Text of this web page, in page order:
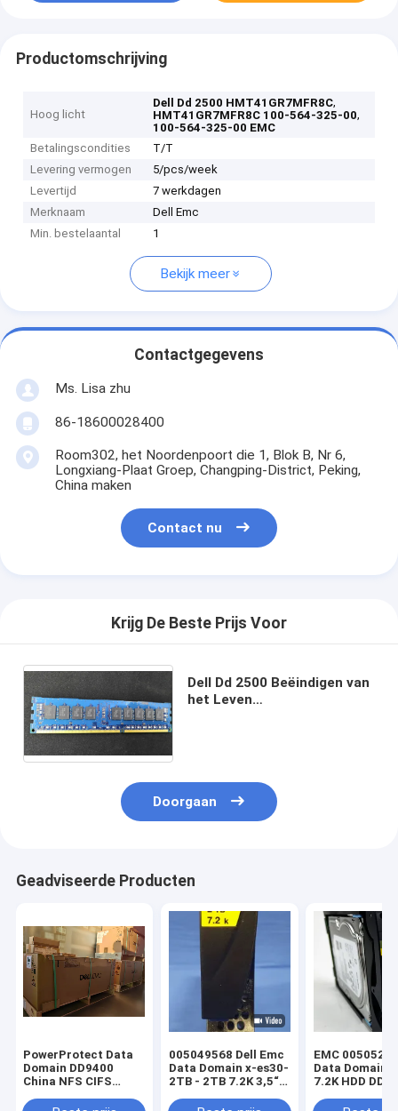
Productomschrijving
Hoog licht
Dell Dd 2500 HMT41GR7MFR8C,
HMT41GR7MFR8C 100-564-325-00,
100-564-325-00 EMC
Betalingscondities
T/T
Levering vermogen
5/pcs/week
Levertijd
7 werkdagen
Merknaam
Dell Emc
Min. bestelaantal
1
Bekijk meer
Contactgegevens
Ms. Lisa zhu
86-18600028400
Room302, het Noordenpoort die 1, Blok B, Nr 6,
Longxiang-Plaat Groep, Changping-District, Peking,
China maken
Contact nu
Krijg De Beste Prijs Voor
Dell Dd 2500 Beëindigen van
het Leven
Doorgaan
Geadviseerde Producten
PowerProtect Data
Domain DD9400
China NFS CIFS
105*8T opslag EMC
005049568 Dell Emc
Data Domain x-es30-
2TB - 2TB 7.2K 3,5“
EMC
Data Domain
7.2K HDD